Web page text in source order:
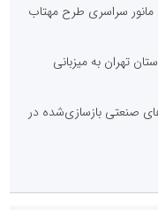
مانور سراسری طرح مهتاب
تهران به میزبانی
صنعتی بازسازی‌شده در